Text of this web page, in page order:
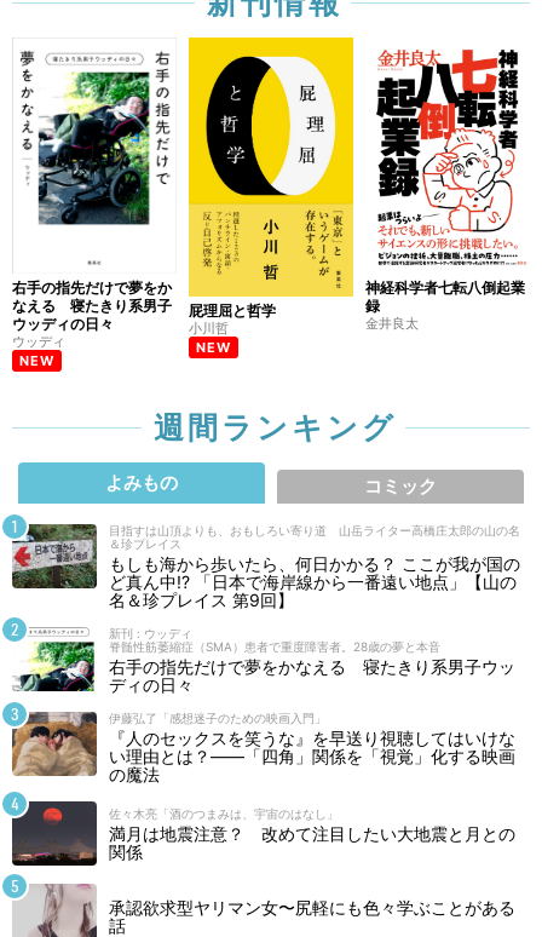
右手の指先だけで夢をか
なえる 寝たきり系男子
ウッディの日々
ウッディ
NEW
屁理屈と哲学
小川哲
NEW
神経科学者七転八倒起業
録
金井良太
週間ランキング
よみもの コミック
目指すは山頂よりも、おもしろい寄り道 山岳ライター高橋庄太郎の山の名
＆珍プレイス
もしも海から歩いたら、何日かかる？ ここが我が国の
ど真ん中!? 「日本で海岸線から一番遠い地点」【山の
名＆珍プレイス 第9回】
新刊 : ウッディ
脊髄性筋萎縮症（SMA）患者で重度障害者。28歳の夢と本音
右手の指先だけで夢をかなえる 寝たきり系男子ウッ
ディの日々
伊藤弘了「感想迷子のための映画入門」
『人のセックスを笑うな』を早送り視聴してはいけな
い理由とは？――「四角」関係を「視覚」化する映画
の魔法
佐々木亮「酒のつまみは、宇宙のはなし」
満月は地震注意？ 改めて注目したい大地震と月との
関係
承認欲求型ヤリマン女〜尻軽にも色々学ぶことがある
話